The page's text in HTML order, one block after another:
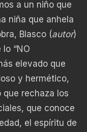
a un niño que
niña que anhela
Blasco (autor)
“NO
elevado que
y hermético,
que rechaza los
que conoce
el espíritu de